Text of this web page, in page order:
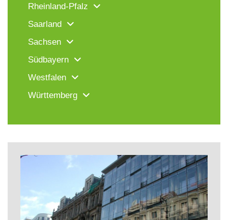
Rheinland-Pfalz
Saarland
Sachsen
Südbayern
Westfalen
Württemberg